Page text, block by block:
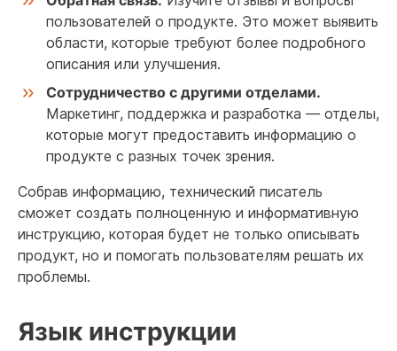
пользователей о продукте. Это может выявить
области, которые требуют более подробного
описания или улучшения.
Сотрудничество с другими отделами.
Маркетинг, поддержка и разработка — отделы,
которые могут предоставить информацию о
продукте с разных точек зрения.
Собрав информацию, технический писатель
сможет создать полноценную и информативную
инструкцию, которая будет не только описывать
продукт, но и помогать пользователям решать их
проблемы.
Язык инструкции